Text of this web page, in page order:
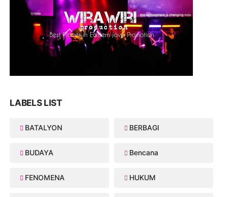
LABELS LIST
BATALYON BERBAGI
BUDAYA Bencana
FENOMENA HUKUM